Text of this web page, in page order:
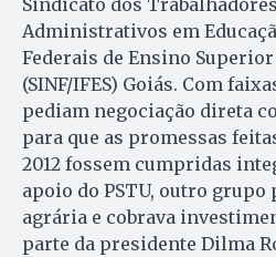
Sindicato dos
Administrativos em
Federais de Ensino Superior
(SINF/IFES) Goiás. Com
pediam negociação direta
para que as promessas
2012 fossem cumpridas
apoio do PSTU, outro grupo
agrária e cobrava
parte da presidente Dilma